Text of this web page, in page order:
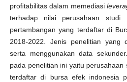
profitabilitas dalam memediasi
terhadap nilai perusahaan studi
pertambangan yang terdaftar di
2018-2022. Jenis penelitian yang
serta menggunakan data
pada penelitian ini yaitu
terdaftar di bursa efek indonesia